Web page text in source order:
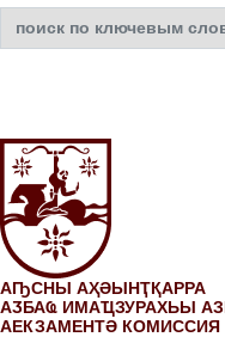
АҦСНЫ АҲӘЫНҬҚАРРА
АӠБАҨ ИМАҴЗУРАХЬЫ
АЕКЗАМЕНТӘ КОМИССИЯ